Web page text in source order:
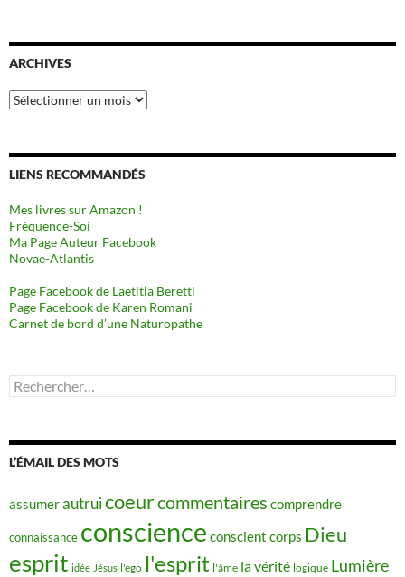
ARCHIVES
Archives
LIENS RECOMMANDÉS
Mes livres sur Amazon !
Fréquence-Soi
Ma Page Auteur Facebook
Novae-Atlantis
Page Facebook de Laetitia Beretti
Page Facebook de Karen Romani
Carnet de bord d’une Naturopathe
Rechercher :
L’ÉMAIL DES MOTS
assumerautruicoeurcommentaires comprendre
connaissance conscience conscient corps Dieu
esprit idée Jésus l'ego l'esprit l'âme la vérité logique Lumière